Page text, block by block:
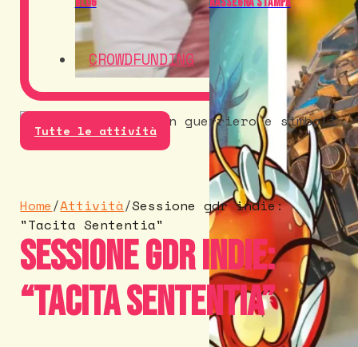
CROWDFUNDING
Tutte le attività
Home/Attività/Sessione gdr indie:
"Tacita Sententia"
Sessione gdr indie:
“Tacita Sententia”